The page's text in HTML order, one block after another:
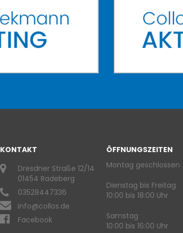
KONTAKT
Dresdner Straße 12/14
01454 Radeberg
03528447336
info@collos.de
Facebook
ÖFFNUNGSZEITEN
Montag geschlossen
Dienstag bis Freitag
10:00 bis 18:00 Uhr
Samstag
10:00 bis 16:00 Uhr